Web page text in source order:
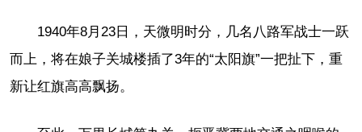
1940年8月23日，天微明时分，几名八路军战士一跃
而上，将在娘子关城楼插了3年的“太阳旗”一把扯下，重
新让红旗高高飘扬。